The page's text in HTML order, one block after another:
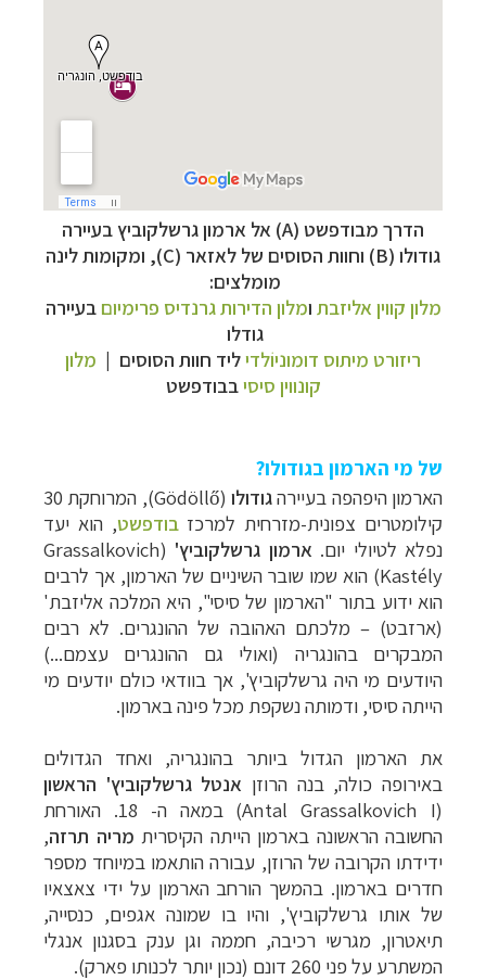
הדרך מבודפשט (A) אל ארמון גרשלקוביץ בעיירה
גודולו (B) וחוות הסוסים של לאזאר (C), ומקומות לינה
מומלצים:
מלון קווין אליזבת ומלון הדירות גרנדיס פרימיום בעיירה
גודלו
ריזורט מיתוס דומוניוֹלדיליד חוות הסוסים | מלון
קונווין סיסיבבודפשט
של מי הארמון בגודולו?
הארמון היפהפה בעיירהגודולו(
Gödöllő
), המרוחקת 30
קילומטרים צפונית-מזרחית למרכזבודפשט, הוא יעד
נפלא לטיולי יום. ארמון גרשלקוביץ' (
Grassalkovich
Kastély) הוא שמו שובר השיניים של הארמון, אך לרבים
הוא ידוע בתור "הארמון של סיסי", היא המלכה אליזבת'
(ארזבט) – מלכתם האהובה של ההונגרים. לא רבים
המבקרים בהונגריה (ואולי גם ההונגרים עצמם...)
היודעים מי היה גרשלקוביץ', אך בוודאי כולם יודעים מי
הייתה סיסי, ודמותה נשקפת מכל פינה בארמון.
את הארמון הגדול ביותר בהונגריה, ואחד הגדולים
באירופה כולה, בנה הרוזן אנטל גרשלקוביץ' הראשון
(
Antal Grassalkovich I
) במאה ה- 18. האורחת
החשובה הראשונה בארמון הייתה הקיסרית מריה תרזה,
ידידתו הקרובה של הרוזן, עבורה הותאמו במיוחד מספר
חדרים בארמון. בהמשך הורחב הארמון על ידי צאצאיו
של אותו גרשלקוביץ', והיו בו שמונה אגפים, כנסייה,
תיאטרון, מגרשי רכיבה, חממה וגן ענק בסגנון אנגלי
המשתרע על פני 260 דונם (נכון יותר לכנותו פארק).